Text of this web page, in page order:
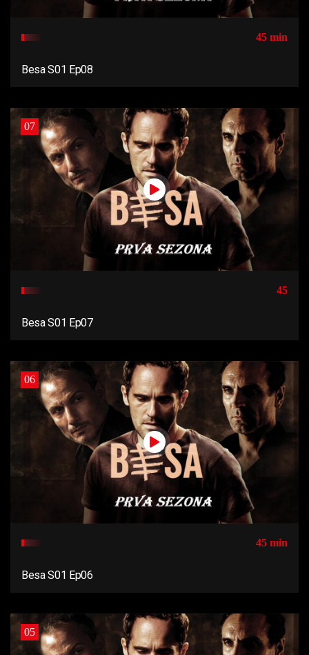
45 min
Besa S01 Ep08
07
45
Besa S01 Ep07
06
45 min
Besa S01 Ep06
05